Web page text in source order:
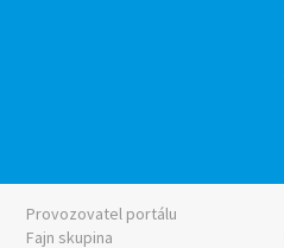
Provozovatel portálu
Fajn skupina